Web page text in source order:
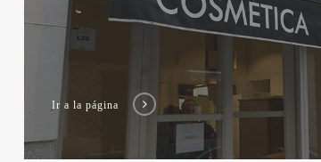
Ir a la página